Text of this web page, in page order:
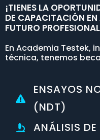
¡TIENES LA
DE CAPACITACIÓN
FUTURO
En Academia Testek,
técnica, tenemos
ENSAYOS
(NDT)
ANÁLISIS DE